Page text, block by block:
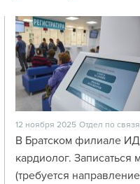
12 ноября 2025 Отдел по
В Братском филиале
кардиолог.
(требуется